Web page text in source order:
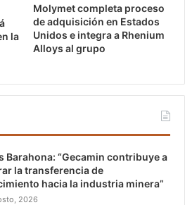
la
Molymet completa proceso
de adquisición en Estados
Unidos e integra a Rhenium
Alloys al grupo
Barahona: “Gecamin contribuye a
la transferencia de
hacia la industria minera”
2026